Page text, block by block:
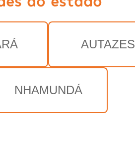
AUTAZES
NHAMUNDÁ